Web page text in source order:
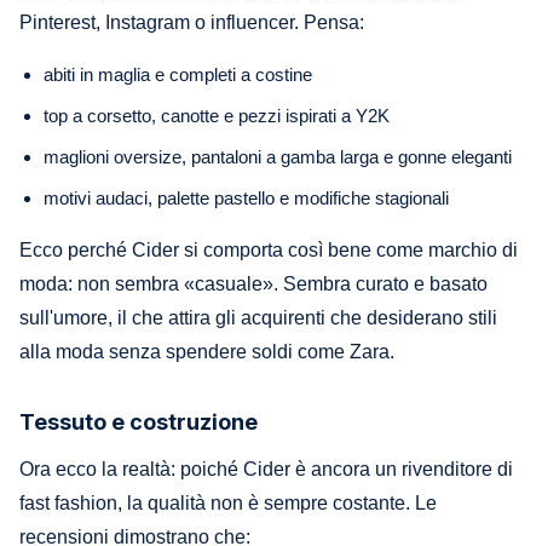
Pinterest, Instagram o influencer. Pensa:
abiti in maglia e completi a costine
top a corsetto, canotte e pezzi ispirati a Y2K
maglioni oversize, pantaloni a gamba larga e gonne eleganti
motivi audaci, palette pastello e modifiche stagionali
Ecco perché Cider si comporta così bene come marchio di
moda: non sembra «casuale». Sembra curato e basato
sull'umore, il che attira gli acquirenti che desiderano stili
alla moda senza spendere soldi come Zara.
Tessuto e costruzione
Ora ecco la realtà: poiché Cider è ancora un rivenditore di
fast fashion, la qualità non è sempre costante. Le
recensioni dimostrano che: